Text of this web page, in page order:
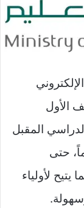
الأول
المقبل
التسجيل لمدة 28 يوماً، حتى
لأولياء